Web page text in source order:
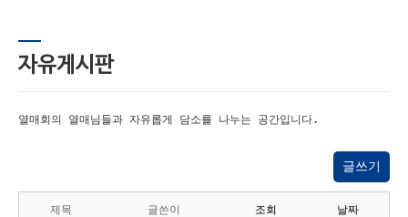
자유게시판
열매회의 열매님들과 자유롭게 담소를 나누는 공간입니다.
글쓰기
제목 글쓴이 조회 날짜